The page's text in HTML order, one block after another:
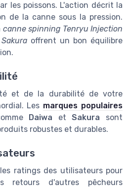
les poissons. L'action décrit la
de la canne sous la pression.
canne spinning Tenryu Injection
offrent un bon équilibre
et de la durabilité de votre
Les marques populaires
Daiwa etSakura sont
robustes et durables.
ratings des utilisateurs pour
retours d'autres pêcheurs